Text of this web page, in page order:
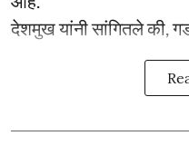
देशमुख यांनी सांगितले की,